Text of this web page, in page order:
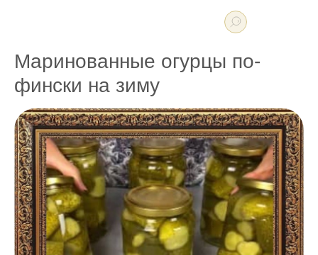
Маринованные огурцы по-
фински на зиму